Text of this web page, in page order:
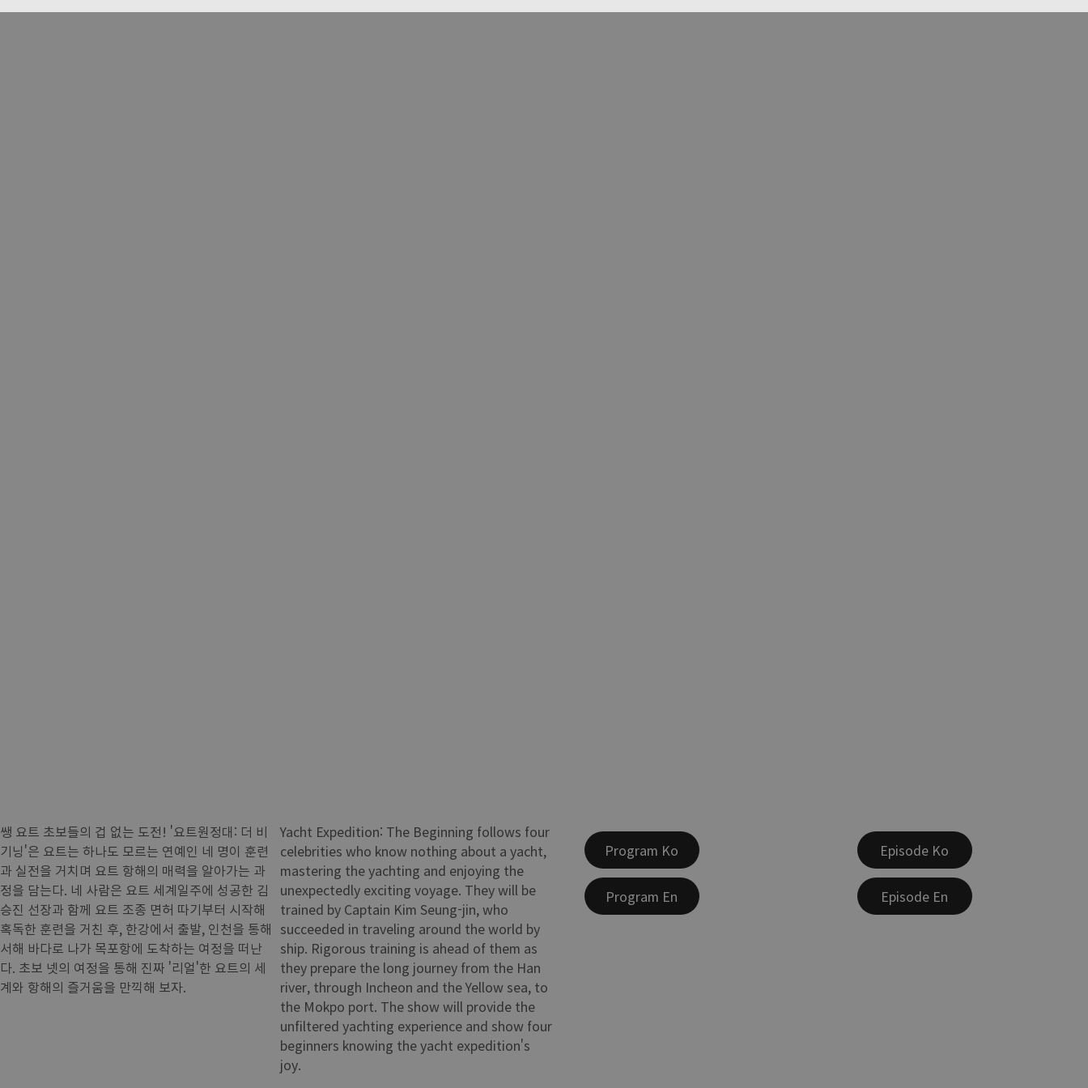
쌩 요트 초보들의 겁 없는 도전! '요트원정대: 더 비
기닝'은 요트는 하나도 모르는 연예인 네 명이 훈련
과 실전을 거치며 요트 항해의 매력을 알아가는 과
정을 담는다. 네 사람은 요트 세계일주에 성공한 김
승진 선장과 함께 요트 조종 면허 따기부터 시작해
혹독한 훈련을 거친 후, 한강에서 출발, 인천을 통해
서해 바다로 나가 목포항에 도착하는 여정을 떠난
다. 초보 넷의 여정을 통해 진짜 '리얼'한 요트의 세
계와 항해의 즐거움을 만끽해 보자.
Yacht Expedition: The Beginning follows four
celebrities who know nothing about a yacht,
mastering the yachting and enjoying the
unexpectedly exciting voyage. They will be
trained by Captain Kim Seung-jin, who
succeeded in traveling around the world by
ship. Rigorous training is ahead of them as
they prepare the long journey from the Han
river, through Incheon and the Yellow sea, to
the Mokpo port. The show will provide the
unfiltered yachting experience and show four
beginners knowing the yacht expedition's
joy.
Program Ko
Program En
Episode Ko
Episode En